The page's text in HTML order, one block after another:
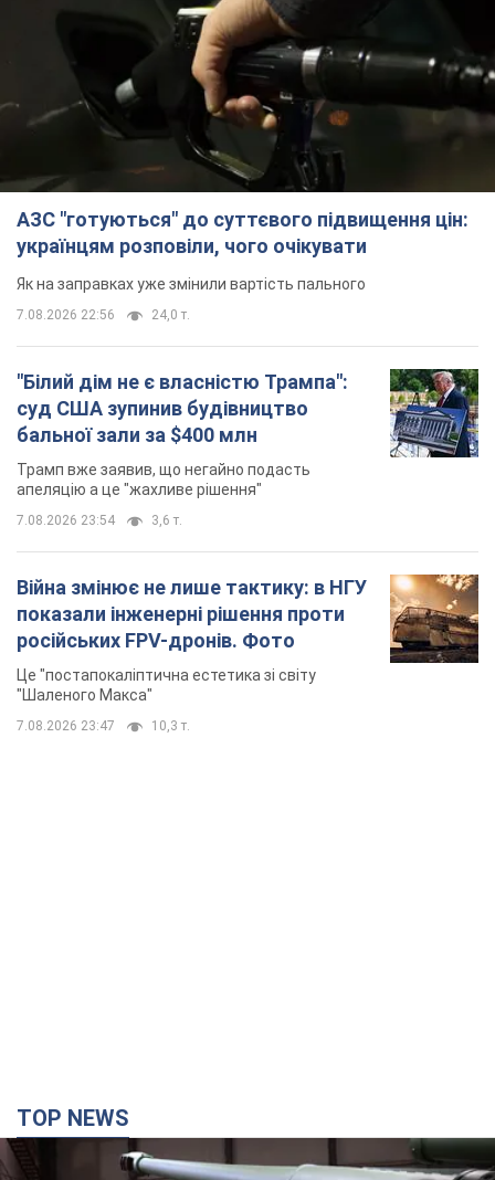
АЗС "готуються" до суттєвого підвищення цін:
українцям розповіли, чого очікувати
Як на заправках уже змінили вартість пального
7.08.2026 22:56 24,0 т.
"Білий дім не є власністю Трампа":
суд США зупинив будівництво
бальної зали за $400 млн
Трамп вже заявив, що негайно подасть
апеляцію а це "жахливе рішення"
7.08.2026 23:54 3,6 т.
Війна змінює не лише тактику: в НГУ
показали інженерні рішення проти
російських FPV-дронів. Фото
Це "постапокаліптична естетика зі світу
"Шаленого Макса"
7.08.2026 23:47 10,3 т.
TOP NEWS